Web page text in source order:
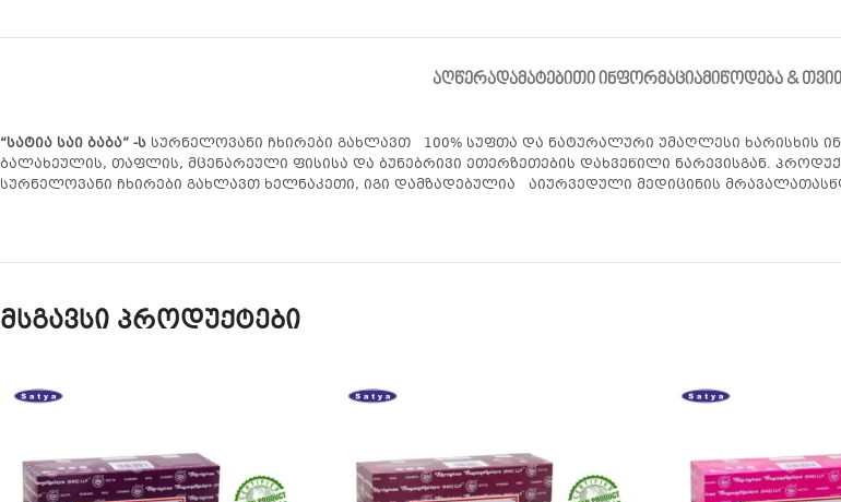
ᲐᲦᲬᲔᲠᲐᲓᲐᲛᲐᲢᲔᲑᲘᲗᲘ ᲘᲜᲤᲝᲠᲛᲐᲪᲘᲐᲛᲘᲬᲝᲓᲔᲑᲐ &
“სატია საი ბაბა” -ს სურნელოვანი ჩხირები გახლავთ 100% სუფთა და ნატურალური უმაღლესი ხარისხის
ბალახეულის, თაფლის, მცენარეული ფისისა და ბუნებრივი ეთერზეთების დახვეწილი ნარევისგან.
სურნელოვანი ჩხირები გახლავთ ხელნაკეთი, იგი დამზადებულია აიურვედული მედიცინის
მსგავსი პროდუქტები